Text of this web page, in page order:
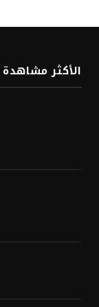
الأكثر مشاهدة